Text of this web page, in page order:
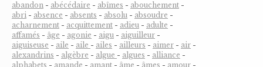
abandon - abécédaire - abîmes - abouchement -
abri - absence - absents - absolu - absoudre -
acharnement - acquittement - adieu - adulte -
affamés - âge - agonie - aigu - aiguilleur -
aiguiseuse - aile - aile - ailes - ailleurs - aimer - air -
alexandrins - algèbre - algue - algues - alliance -
alphabets - amande - amant - âme - âmes - amour -